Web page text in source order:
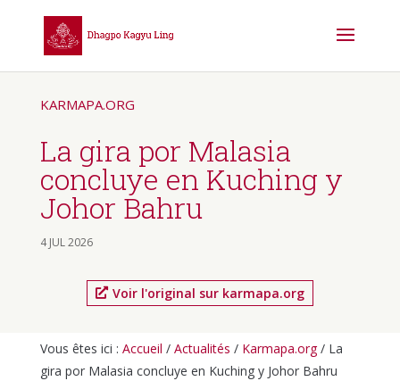
KARMAPA.ORG
La gira por Malasia
concluye en Kuching y
Johor Bahru
4 JUL 2026
Voir l'original sur karmapa.org
Vous êtes ici : Accueil / Actualités / Karmapa.org/ La
gira por Malasia concluye en Kuching y Johor Bahru